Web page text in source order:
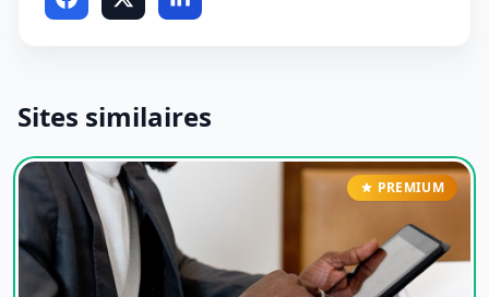
Sites similaires
PREMIUM